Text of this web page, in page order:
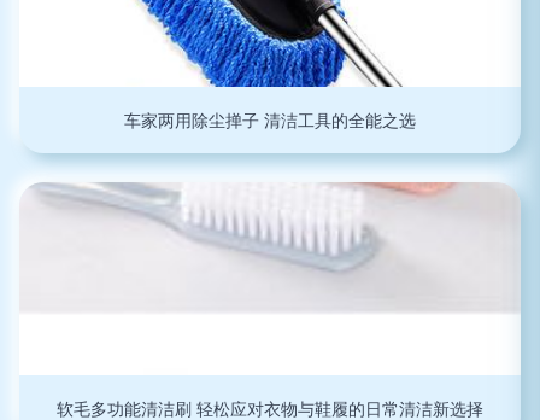
车家两用除尘掸子 清洁工具的全能之选
软毛多功能清洁刷 轻松应对衣物与鞋履的日常清洁新选择